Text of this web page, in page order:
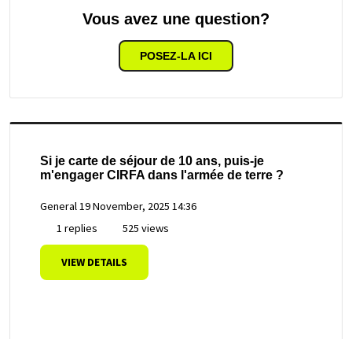
Vous avez une question?
POSEZ-LA ICI
Si je carte de séjour de 10 ans, puis-je
m'engager CIRFA dans l'armée de terre ?
General19 November, 2025 14:36
1 replies
525 views
VIEW DETAILS